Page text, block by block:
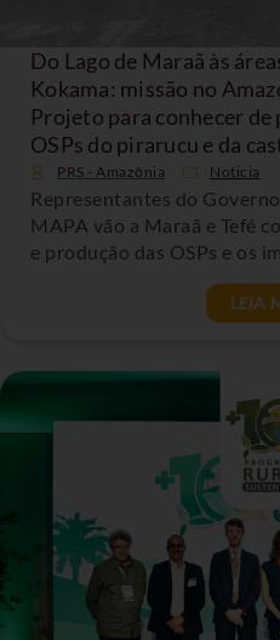
Do Lago de Maraã às
Kokama: missão no
Projeto para conhecer de
OSPs do pirarucu e da
PRS - Amazônia Noticia
Representantes do
MAPA vão a Maraã e Tefé
e produção das OSPs e os
LEIA